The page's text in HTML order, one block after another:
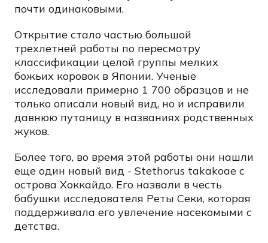
почти одинаковыми.
Открытие стало частью большой
трехлетней работы по пересмотру
классификации целой группы мелких
божьих коровок в Японии. Ученые
исследовали примерно 1 700 образцов и не
только описали новый вид, но и исправили
давнюю путаницу в названиях родственных
жуков.
Более того, во время этой работы они нашли
еще один новый вид - Stethorus takakoae с
острова Хоккайдо. Его назвали в честь
бабушки исследователя Реты Секи, которая
поддерживала его увлечение насекомыми с
детства.